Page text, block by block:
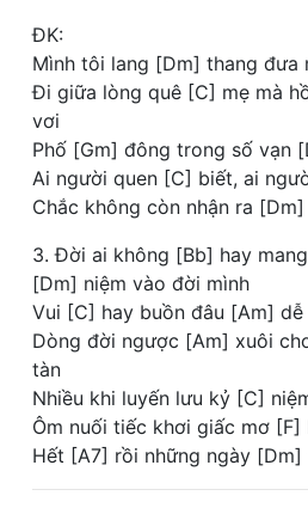
ĐK:
Mình tôi lang [Dm] thang
Đi giữa lòng quê [C] mẹ mà
vơi
Phố [Gm] đông trong số vạn
Ai người quen [C] biết, ai
Chắc không còn nhận ra [Dm]
3. Đời ai không [Bb] hay
[Dm] niệm vào đời mình
Vui [C] hay buồn đâu [Am]
Dòng đời ngược [Am] xuôi
tàn
Nhiều khi luyến lưu kỷ [C]
Ôm nuối tiếc khơi giấc mơ [F]
Hết [A7] rồi những ngày [Dm]